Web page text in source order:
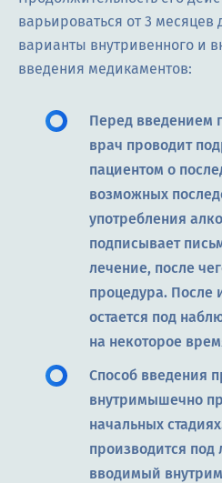
варьироваться от 3
варианты внутривенного и
введения медикаментов:
Перед введением
врач проводит
пациентом о
возможных
употребления
подписывает
лечение, после
процедура. После
остается под
на некоторое
Способ введения
внутримышечно
начальных
производится под
вводимый